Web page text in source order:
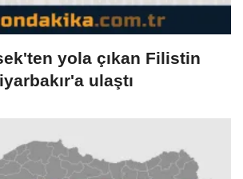
yola çıkan Filistin
ulaştı